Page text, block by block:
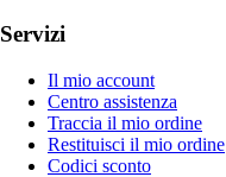
Servizi
Il mio account
Centro assistenza
Traccia il mio ordine
Restituisci il mio ordine
Codici sconto